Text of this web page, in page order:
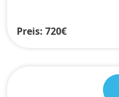
Preis: 720€